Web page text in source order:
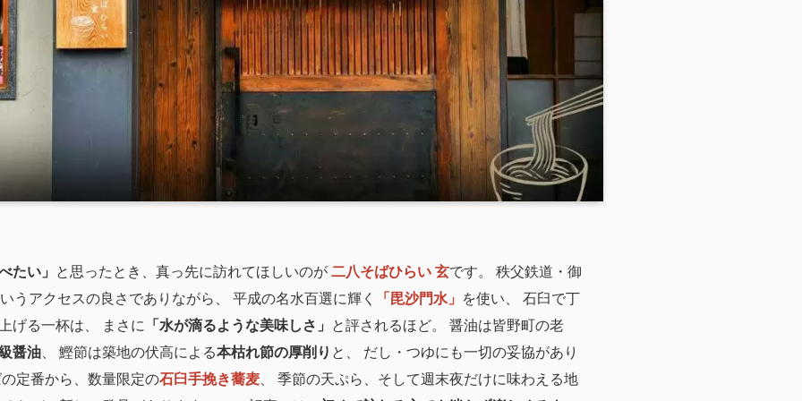
たい」 と思ったとき、真っ先に訪れてほしいのが 二八そばひらい 玄です。 秩父鉄道・御
うアクセスの良さでありながら、 平成の名水百選に輝く
「毘沙門水」 を使い、 石臼で丁
げる一杯は、 まさに
「水が滴るような美味しさ」
と評されるほど。 醤油は皆野町の老
醤油 、 鰹節は築地の伏高による本枯れ節の厚削り と、 だし・つゆにも一切の妥協があり
定番から、数量限定の石臼手挽き蕎麦 、 季節の天ぷら、そして週末夜だけに味わえる地